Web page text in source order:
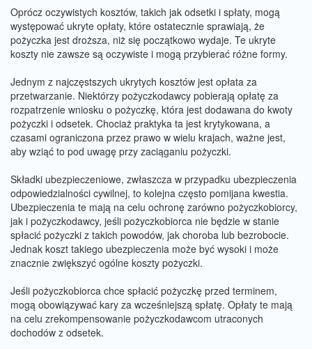
Oprócz oczywistych kosztów, takich jak odsetki i spłaty, mogą
występować ukryte opłaty, które ostatecznie sprawiają, że
pożyczka jest droższa, niż się początkowo wydaje. Te ukryte
koszty nie zawsze są oczywiste i mogą przybierać różne formy.
Jednym z najczęstszych ukrytych kosztów jest opłata za
przetwarzanie. Niektórzy pożyczkodawcy pobierają opłatę za
rozpatrzenie wniosku o pożyczkę, która jest dodawana do kwoty
pożyczki i odsetek. Chociaż praktyka ta jest krytykowana, a
czasami ograniczona przez prawo w wielu krajach, ważne jest,
aby wziąć to pod uwagę przy zaciąganiu pożyczki.
Składki ubezpieczeniowe, zwłaszcza w przypadku ubezpieczenia
odpowiedzialności cywilnej, to kolejna często pomijana kwestia.
Ubezpieczenia te mają na celu ochronę zarówno pożyczkobiorcy,
jak i pożyczkodawcy, jeśli pożyczkobiorca nie będzie w stanie
spłacić pożyczki z takich powodów, jak choroba lub bezrobocie.
Jednak koszt takiego ubezpieczenia może być wysoki i może
znacznie zwiększyć ogólne koszty pożyczki.
Jeśli pożyczkobiorca chce spłacić pożyczkę przed terminem,
mogą obowiązywać kary za wcześniejszą spłatę. Opłaty te mają
na celu zrekompensowanie pożyczkodawcom utraconych
dochodów z odsetek.